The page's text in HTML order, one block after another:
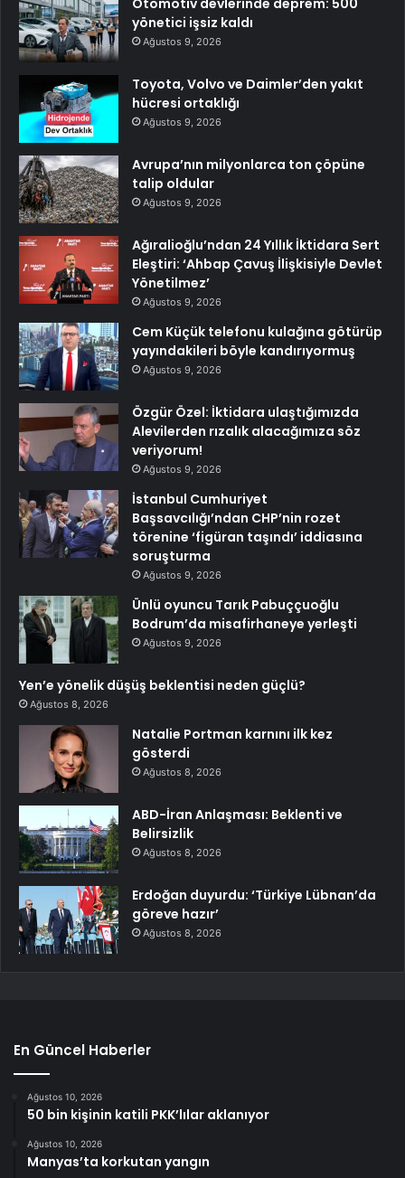
Otomotiv devlerinde deprem: 500
yönetici işsiz kaldı
Ağustos 9, 2026
Toyota, Volvo ve Daimler’den yakıt
hücresi ortaklığı
Ağustos 9, 2026
Avrupa’nın milyonlarca ton çöpüne
talip oldular
Ağustos 9, 2026
Ağıralioğlu’ndan 24 Yıllık İktidara Sert
Eleştiri: ‘Ahbap Çavuş İlişkisiyle Devlet
Yönetilmez’
Ağustos 9, 2026
Cem Küçük telefonu kulağına götürüp
yayındakileri böyle kandırıyormuş
Ağustos 9, 2026
Özgür Özel: İktidara ulaştığımızda
Alevilerden rızalık alacağımıza söz
veriyorum!
Ağustos 9, 2026
İstanbul Cumhuriyet
Başsavcılığı’ndan CHP’nin rozet
törenine ‘figüran taşındı’ iddiasına
soruşturma
Ağustos 9, 2026
Ünlü oyuncu Tarık Pabuççuoğlu
Bodrum’da misafirhaneye yerleşti
Ağustos 9, 2026
Yen’e yönelik düşüş beklentisi neden güçlü?
Ağustos 8, 2026
Natalie Portman karnını ilk kez
gösterdi
Ağustos 8, 2026
ABD-İran Anlaşması: Beklenti ve
Belirsizlik
Ağustos 8, 2026
Erdoğan duyurdu: ‘Türkiye Lübnan’da
göreve hazır’
Ağustos 8, 2026
En Güncel Haberler
Ağustos 10, 2026
50 bin kişinin katili PKK’lılar aklanıyor
Ağustos 10, 2026
Manyas’ta korkutan yangın